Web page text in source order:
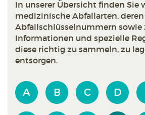
In unserer Übersicht finden Sie
medizinische Abfallarten, deren
Abfallschlüsselnummern sowie
Informationen und spezielle
diese richtig zu sammeln, zu
entsorgen.
A B C D